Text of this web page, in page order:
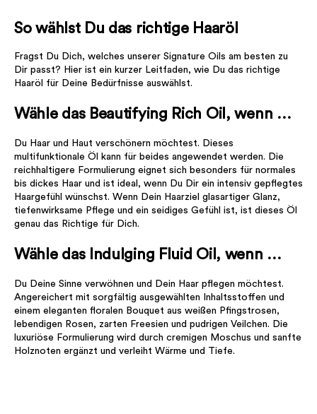
So wählst Du das richtige Haaröl
Fragst Du Dich, welches unserer Signature Oils am besten zu
Dir passt? Hier ist ein kurzer Leitfaden, wie Du das richtige
Haaröl für Deine Bedürfnisse auswählst.
Wähle das Beautifying Rich Oil, wenn …
Du Haar und Haut verschönern möchtest. Dieses
multifunktionale Öl kann für beides angewendet werden. Die
reichhaltigere Formulierung eignet sich besonders für normales
bis dickes Haar und ist ideal, wenn Du Dir ein intensiv gepflegtes
Haargefühl wünschst. Wenn Dein Haarziel glasartiger Glanz,
tiefenwirksame Pflege und ein seidiges Gefühl ist, ist dieses Öl
genau das Richtige für Dich.
Wähle das Indulging Fluid Oil, wenn …
Du Deine Sinne verwöhnen und Dein Haar pflegen möchtest.
Angereichert mit sorgfältig ausgewählten Inhaltsstoffen und
einem eleganten floralen Bouquet aus weißen Pfingstrosen,
lebendigen Rosen, zarten Freesien und pudrigen Veilchen. Die
luxuriöse Formulierung wird durch cremigen Moschus und sanfte
Holznoten ergänzt und verleiht Wärme und Tiefe.